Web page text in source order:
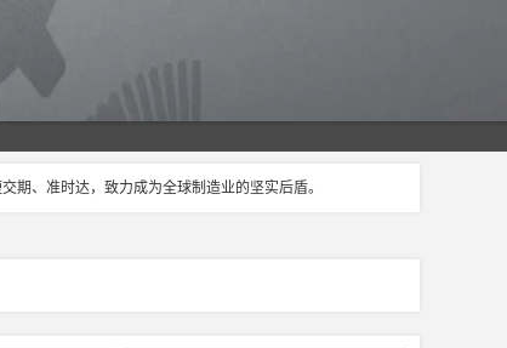
期、准时达，致力成为全球制造业的坚实后盾。